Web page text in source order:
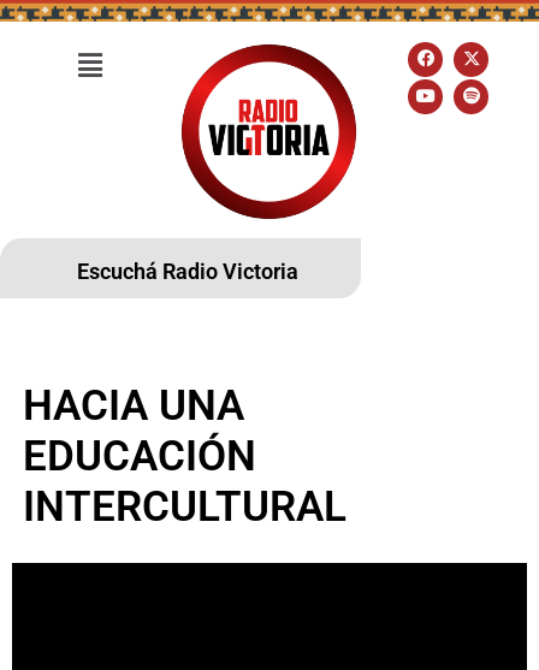
Escuchá Radio Victoria
HACIA UNA
EDUCACIÓN
INTERCULTURAL